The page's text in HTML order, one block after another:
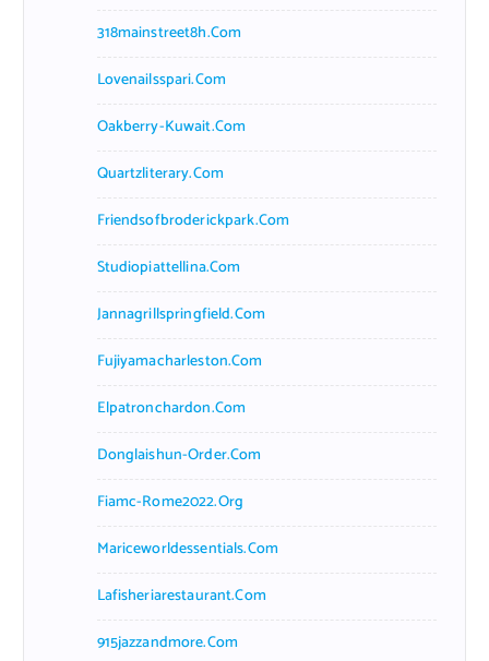
318mainstreet8h.com
Lovenailsspari.com
Oakberry-Kuwait.com
Quartzliterary.com
Friendsofbroderickpark.com
Studiopiattellina.com
Jannagrillspringfield.com
Fujiyamacharleston.com
Elpatronchardon.com
Donglaishun-Order.com
Fiamc-Rome2022.org
Mariceworldessentials.com
Lafisheriarestaurant.com
915jazzandmore.com